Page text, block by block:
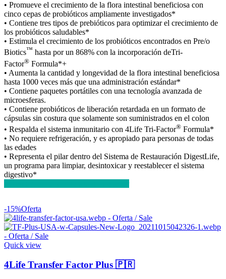
• Promueve el crecimiento de la flora intestinal beneficiosa con
cinco cepas de probióticos ampliamente investigados*
• Contiene tres tipos de prebióticos para optimizar el crecimiento de
los probióticos saludables*
• Estimula el crecimiento de los probióticos encontrados en Pre/o
Biotics™ hasta por un 868% con la incorporación deTri-
Factor® Formula*+
• Aumenta la cantidad y longevidad de la flora intestinal beneficiosa
hasta 1000 veces más que una administración estándar*
• Contiene paquetes portátiles con una tecnología avanzada de
microesferas.
• Contiene probióticos de liberación retardada en un formato de
cápsulas sin costura que solamente son suministrados en el colon
• Respalda el sistema inmunitario con 4Life Tri-Factor® Formula*
• No requiere refrigeración, y es apropiado para personas de todas
las edades
• Representa el pilar dentro del Sistema de Restauración DigestLife,
un programa para limpiar, desintoxicar y reestablecer el sistema
digestivo*
-15%Oferta
Quick view
4Life Transfer Factor Plus 🇵🇷